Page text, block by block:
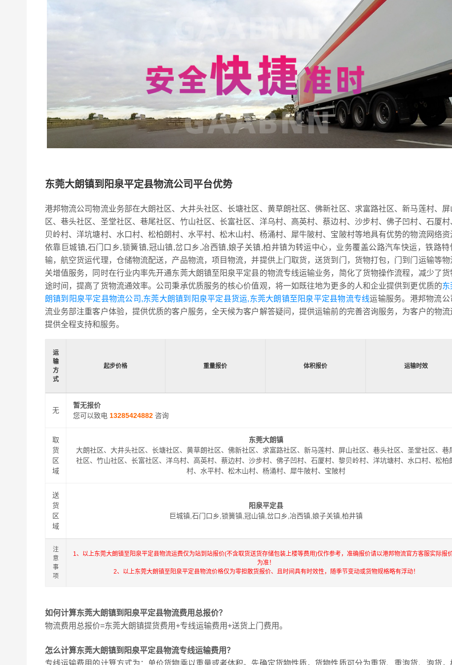
东莞大朗镇到阳泉平定县物流公司平台优势
港邦物流公司物流业务部在大朗社区、大井头社区、长塘社区、黄草朗社区、佛新社区、求富路社区、新马莲村、屏
区、巷头社区、圣堂社区、巷尾社区、竹山社区、长富社区、洋乌村、高英村、蔡边村、沙步村、佛子凹村、石厦村
贝岭村、洋坑塘村、水口村、松柏朗村、水平村、松木山村、杨涌村、犀牛陂村、宝陂村等地具有优势的物流网络资
依靠巨城镇,石门口乡,锁簧镇,冠山镇,岔口乡,冶西镇,娘子关镇,柏井镇为转运中心，业务覆盖公路汽车快运，铁路特
输，航空货运代理，仓储物流配送，产品物流，项目物流，并提供上门取货，送货到门，货物打包，门到门运输等物
关增值服务，同时在行业内率先开通东莞大朗镇至阳泉平定县的物流专线运输业务，简化了货物操作流程，减少了货
途时间，提高了货物流通效率。公司秉承优质服务的核心价值观，将一如既往地为更多的人和企业提供到更优质的东
朗镇到阳泉平定县物流公司,东莞大朗镇到阳泉平定县货运,东莞大朗镇至阳泉平定县物流专线运输服务。港邦物流公
流业务部注重客户体验，提供优质的客户服务，全天候为客户解答疑问，提供运输前的完善咨询服务，为客户的物流
提供全程支持和服务。
运
输
方
式
起步价格 重量报价 体积报价 运输时效
无
暂无报价
您可以致电 13285424882咨询
取
货
区
域
东莞大朗镇
大朗社区、大井头社区、长塘社区、黄草朗社区、佛新社区、求富路社区、新马莲村、屏山社区、巷头社区、圣堂社区、巷
社区、竹山社区、长富社区、洋乌村、高英村、蔡边村、沙步村、佛子凹村、石厦村、黎贝岭村、洋坑塘村、水口村、松柏
村、水平村、松木山村、杨涌村、犀牛陂村、宝陂村
送
货
区
域
阳泉平定县
巨城镇,石门口乡,锁簧镇,冠山镇,岔口乡,冶西镇,娘子关镇,柏井镇
注
意
事
项
1、以上东莞大朗镇至阳泉平定县物流运费仅为站到站报价(不含取货送货存储包装上楼等费用)仅作参考，准确报价请以港邦物流官方客服实际报
为准！
2、以上东莞大朗镇至阳泉平定县物流价格仅为零担散货报价、且时间具有时效性，随季节变动或货物规格略有浮动！
如何计算东莞大朗镇到阳泉平定县物流费用总报价？
物流费用总报价=东莞大朗镇提货费用+专线运输费用+送货上门费用。
怎么计算东莞大朗镇到阳泉平定县物流专线运输费用？
专线运输费用的计算方式为：单价货物乘以重量或者体积。先确定货物性质，货物性质可分为重货、重泡货、泡货，